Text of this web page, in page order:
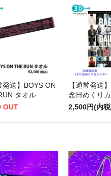
発送】BOYS ON
タオル
OUT
【通常発送
念日めくり
2,500円(内